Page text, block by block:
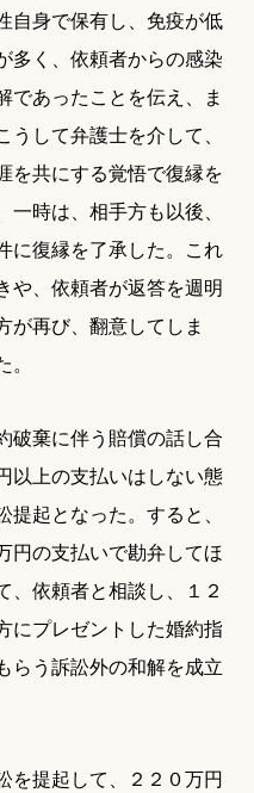
自身で保有し、免疫が低
多く、依頼者からの感染
であったことを伝え、ま
して弁護士を介して、
を共にする覚悟で復縁を
時は、相手方も以後、
に復縁を了承した。これ
や、依頼者が返答を週明
が再び、翻意してしま
破棄に伴う賠償の話し合
以上の支払いはしない態
起となった。すると、
円の支払いで勘弁してほ
、依頼者と相談し、１２
にプレゼントした婚約指
らう訴訟外の和解を成立
を提起して、２２０万円